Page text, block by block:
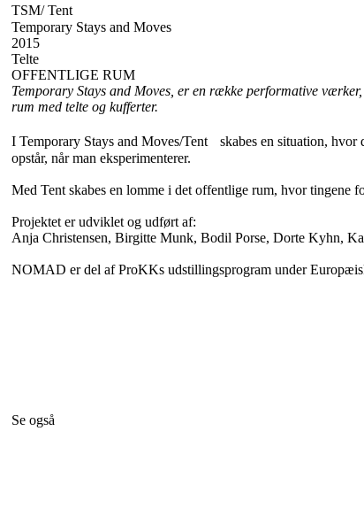
TSM/ Tent
Temporary Stays and Moves
2015
Telte
OFFENTLIGE RUM
Temporary Stays and Moves, er en række performative
rum med telte og kufferter.
I Temporary Stays and Moves/Tent skabes en situation, hvor
opstår, når man eksperimenterer.
Med Tent skabes en lomme i det offentlige rum, hvor tingene
Projektet er udviklet og udført af:
Anja Christensen, Birgitte Munk, Bodil Porse, Dorte Kyhn,
NOMAD er del af ProKKs udstillingsprogram under
Se også